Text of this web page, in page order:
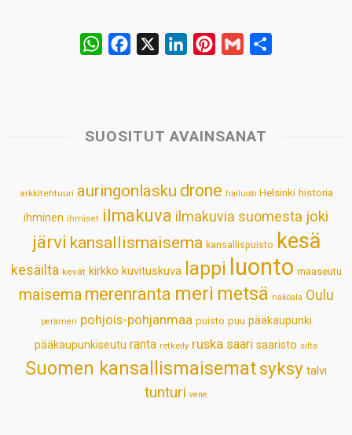
W
s
p
b
k
e
n
e
s
t
l
SUOSITUT AVAINSANAT
arkkitehtuuri auringonlasku drone hailuoto Helsinki historia
ihminen ihmiset ilmakuva ilmakuvia suomesta joki
järvi kansallismaisema kansallispuisto kesä
kesäilta kevät kirkko kuvituskuva lappi luonto maaseutu
maisema merenranta meri metsä näköala Oulu
perämeri pohjois-pohjanmaa puisto puu pääkaupunki
pääkaupunkiseutu ranta retkeily ruska saari saaristo silta
Suomen kansallismaisematsyksy talvi
tunturi vene